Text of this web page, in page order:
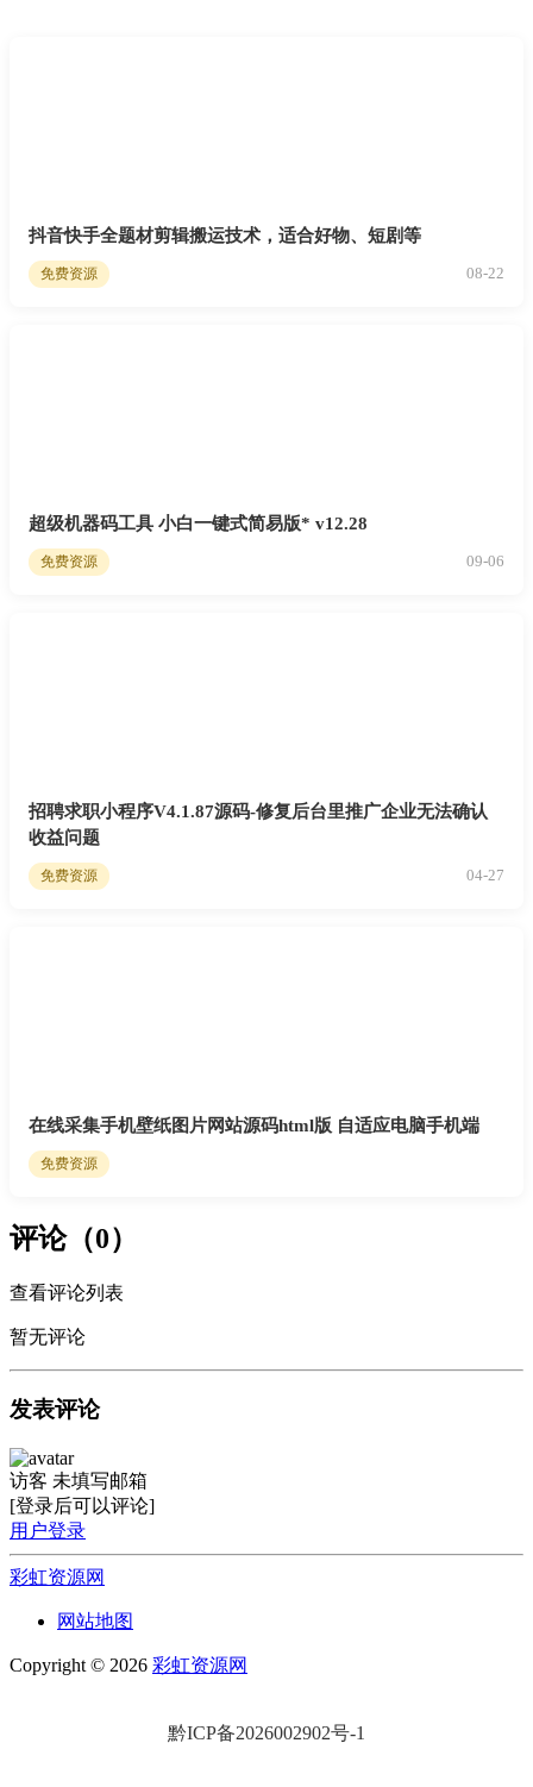
抖音快手全题材剪辑搬运技术，适合好物、短剧等
免费资源 08-22
超级机器码工具 小白一键式简易版* v12.28
免费资源 09-06
招聘求职小程序V4.1.87源码-修复后台里推广企业无法确认
收益问题
免费资源 04-27
在线采集手机壁纸图片网站源码html版 自适应电脑手机端
免费资源
评论（0）
查看评论列表
暂无评论
发表评论
访客 未填写邮箱
[登录后可以评论]
用户登录
彩虹资源网
网站地图
Copyright © 2026 彩虹资源网
黔ICP备2026002902号-1